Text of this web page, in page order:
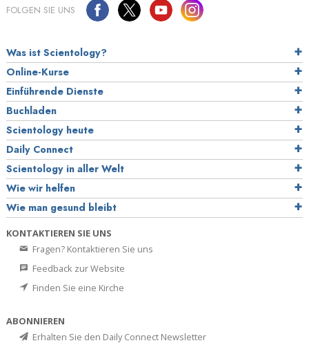
FOLGEN SIE UNS
Was ist Scientology?
Online-Kurse
Einführende Dienste
Buchladen
Scientology heute
Daily Connect
Scientology in aller Welt
Wie wir helfen
Wie man gesund bleibt
KONTAKTIEREN SIE UNS
Fragen? Kontaktieren Sie uns
Feedback zur Website
Finden Sie eine Kirche
ABONNIEREN
Erhalten Sie den Daily Connect Newsletter